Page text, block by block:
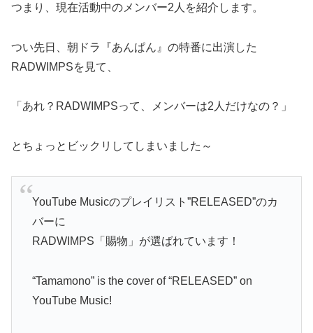
つまり、現在活動中のメンバー2人を紹介します。
つい先日、朝ドラ『あんぱん』の特番に出演した
RADWIMPSを見て、
「あれ？RADWIMPSって、メンバーは2人だけなの？」
とちょっとビックリしてしまいました～
YouTube Musicのプレイリスト”RELEASED”のカ
バーに
RADWIMPS「賜物」が選ばれています！
“Tamamono” is the cover of “RELEASED” on
YouTube Music!